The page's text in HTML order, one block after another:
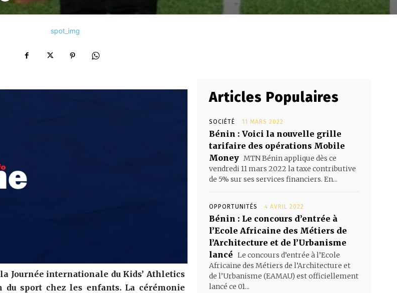
Journée internationale du Kids’ Athletics
sport chez les enfants. La cérémonie
Articles Populaires
SOCIÉTÉ 11 MARS 2022
Bénin : Voici la nouvelle grille
tarifaire des opérations Mobile
Money MTN Bénin applique dès ce
vendredi 11 mars 2022 la taxe contributive
de 5% sur ses services financiers. En...
OPPORTUNITÉS 4 AVRIL 2022
Bénin : Le concours d’entrée à
l’Ecole Africaine des Métiers de
l’Architecture et de l’Urbanisme
lancé Le concours d’entrée à l’Ecole
Africaine des Métiers de l’Architecture et
de l’Urbanisme (EAMAU) est officiellement
lancé ce 01...